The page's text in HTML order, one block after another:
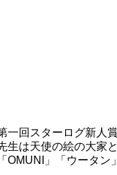
一回スターログ新人
生は天使の絵の大家
OMUNI」「ウータン